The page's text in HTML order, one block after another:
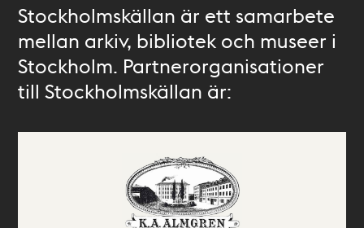
Stockholmskällan är ett samarbete
mellan arkiv, bibliotek och museer i
Stockholm. Partnerorganisationer
till Stockholmskällan är: